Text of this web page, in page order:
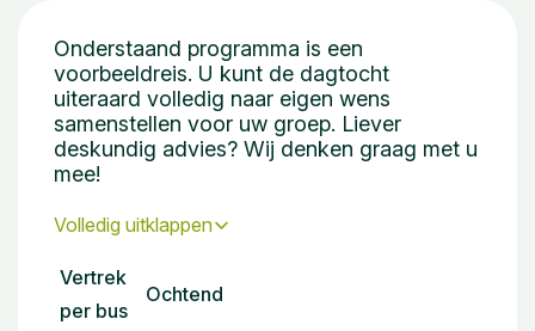
Onderstaand programma is een
voorbeeldreis. U kunt de dagtocht
uiteraard volledig naar eigen wens
samenstellen voor uw groep. Liever
deskundig advies? Wij denken graag met u
mee!
Volledig uitklappen
Vertrek
per bus
Ochtend